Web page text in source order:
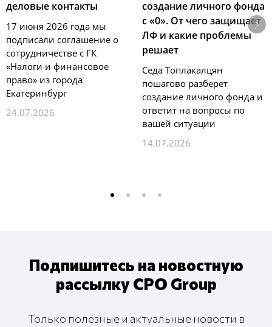
деловые контакты
17 июня 2026 года мы
подписали соглашение о
сотрудничестве с ГК
«Налоги и финансовое
право» из города
Екатеринбург
24.07.2026
создание личного фонда
с «0». От чего защищает
ЛФ и какие проблемы
решает
Седа Топлакалцян
пошагово разберет
создание личного фонда и
ответит на вопросы по
вашей ситуации
14.07.2026
Подпишитесь на новостную
рассылку CPO Group
Только полезные и актуальные новости в